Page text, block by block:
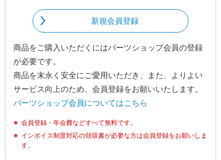
新規会員登録
商品をご購入いただくにはパーツショップ会員の登録
が必要です。
商品を末永く安全にご愛用いただき、また、よりよい
サービス向上のため、会員登録をお願いいたします。
パーツショップ会員についてはこちら
会員登録・年会費などすべて無料です。
インボイス制度対応の領収書が必要な方は会員登録をお願いしま
す。